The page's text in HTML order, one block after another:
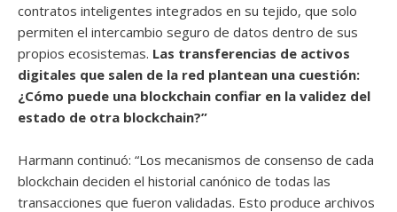
contratos inteligentes integrados en su tejido, que solo
permiten el intercambio seguro de datos dentro de sus
propios ecosistemas. Las transferencias de activos
digitales que salen de la red plantean una cuestión:
¿Cómo puede una blockchain confiar en la validez del
estado de otra blockchain?”
Harmann continuó: “Los mecanismos de consenso de cada
blockchain deciden el historial canónico de todas las
transacciones que fueron validadas. Esto produce archivos